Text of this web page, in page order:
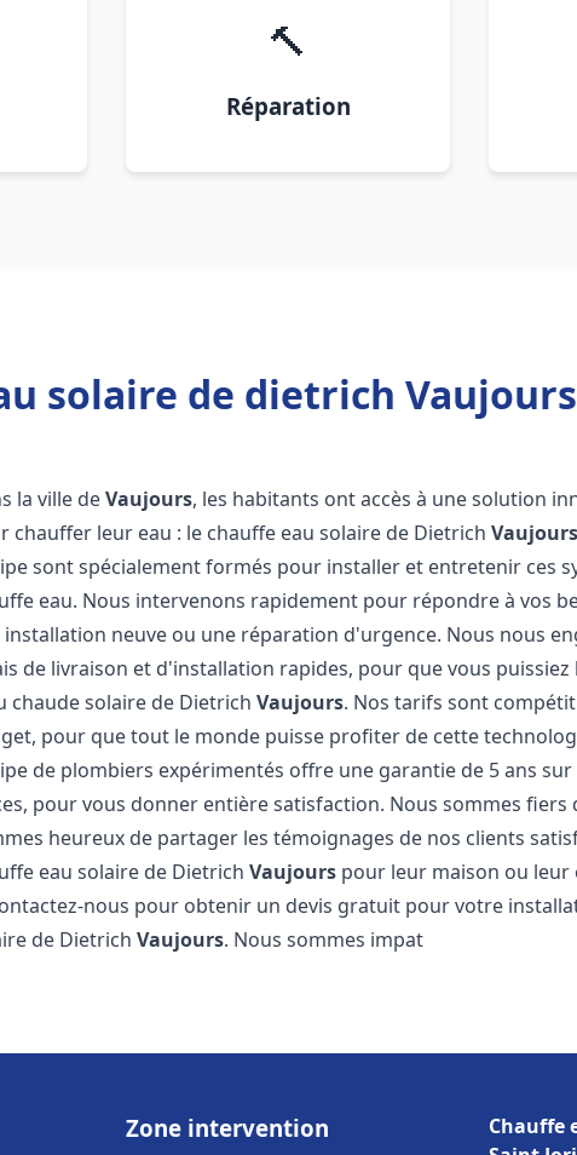
🔨
Réparation
solaire de dietrich
la ville deVaujours, les habitants ont accès à une solution
chauffer leur eau : le chauffe eau solaire de DietrichVaujours
sont spécialement formés pour installer et entretenir ces
eau. Nous intervenons rapidement pour répondre à vos
installation neuve ou une réparation d'urgence. Nous nous
de livraison et d'installation rapides, pour que vous
chaude solaire de DietrichVaujours. Nos tarifs sont
pour que tout le monde puisse profiter de cette
de plombiers expérimentés offre une garantie de 5 ans
pour vous donner entière satisfaction. Nous sommes fiers
heureux de partager les témoignages de nos clients
eau solaire de DietrichVaujours pour leur maison ou
nous pour obtenir un devis gratuit pour votre
de DietrichVaujours. Nous sommes impat
Zone intervention
Chauffe